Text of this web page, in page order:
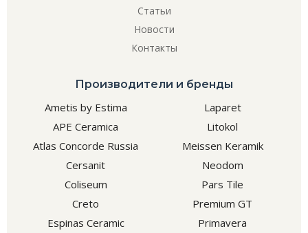
Статьи
Новости
Контакты
Производители и бренды
Ametis by Estima
APE Ceramica
Atlas Concorde Russia
Cersanit
Coliseum
Creto
Espinas Ceramic
Laparet
Litokol
Meissen Keramik
Neodom
Pars Tile
Premium GT
Primavera